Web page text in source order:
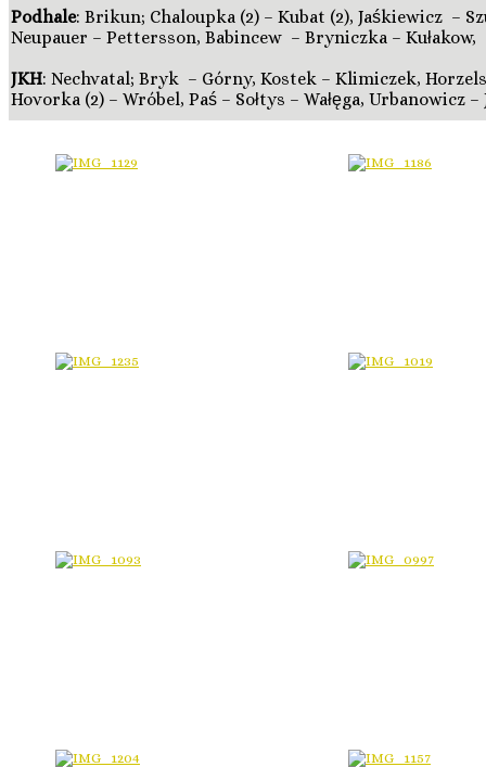
Podhale: Brikun; Chaloupka (2) – Kubat (2), Jaśkiewicz –
Neupauer – Pettersson, Babincew – Bryniczka –
JKH: Nechvatal; Bryk – Górny, Kostek – Klimiczek,
Hovorka (2) – Wróbel, Paś – Sołtys – Wałęga, Urbanowicz